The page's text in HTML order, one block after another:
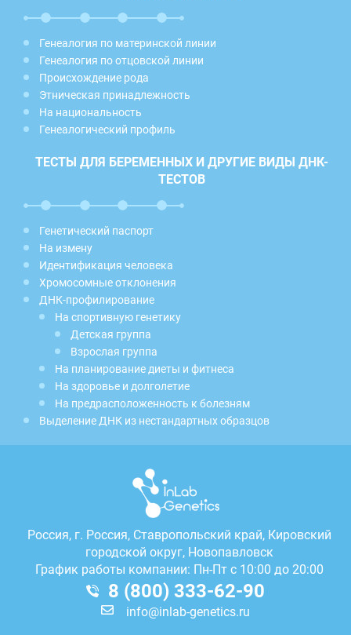
Генеалогия по материнской линии
Генеалогия по отцовской линии
Происхождение рода
Этническая принадлежность
На национальность
Генеалогический профиль
ТЕСТЫ ДЛЯ БЕРЕМЕННЫХ И ДРУГИЕ ВИДЫ ДНК-
ТЕСТОВ
Генетический паспорт
На измену
Идентификация человека
Хромосомные отклонения
ДНК-профилирование
На спортивную генетику
Детская группа
Взрослая группа
На планирование диеты и фитнеса
На здоровье и долголетие
На предрасположенность к болезням
Выделение ДНК из нестандартных образцов
Россия, г. Россия, Ставропольский край, Кировский
городской округ, Новопавловск
График работы компании: Пн-Пт с 10:00 до 20:00
8 (800) 333-62-90
info@inlab-genetics.ru